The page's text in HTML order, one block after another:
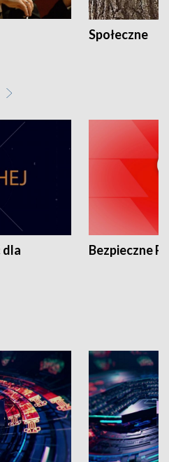
Społeczne
dla
Bezpieczne